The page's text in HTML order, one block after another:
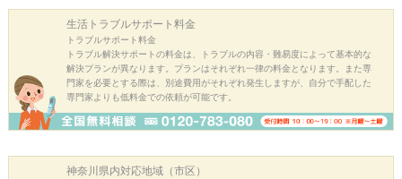
生活トラブルサポート料金
トラブルサポート料金
トラブル解決サポートの料金は、トラブルの内容・難易度によって基本的な
解決プランが異なります。プランはそれぞれ一律の料金となります。また専
門家を必要とする際は、別途費用がそれぞれ発生しますが、自分で手配した
専門家よりも低料金での依頼が可能です。
神奈川県内対応地域（市区）